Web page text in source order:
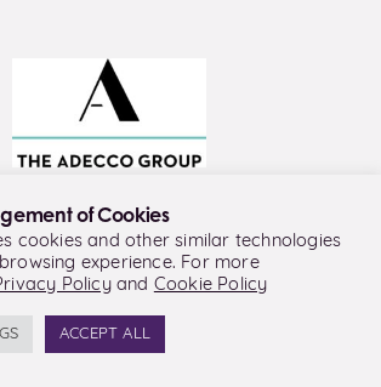
Ltd.
Privacy Policy
of Cookies
cookies and other similar technologies
experience. For more
Policyand Cookie Policy
ACCEPT ALL